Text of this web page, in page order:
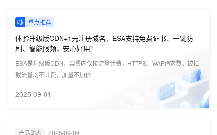
重点推荐
体验升级版CDN+1元注册域名，ESA支持免费证书、一键防
刷、智能限频，安心好用！
ESA是升级版CDN，套餐内仅按流量计费，HTTPS、WAF请求数、被拦
截流量均不计费，加量不加价
2025-09-01
产品动态 2025-09-09